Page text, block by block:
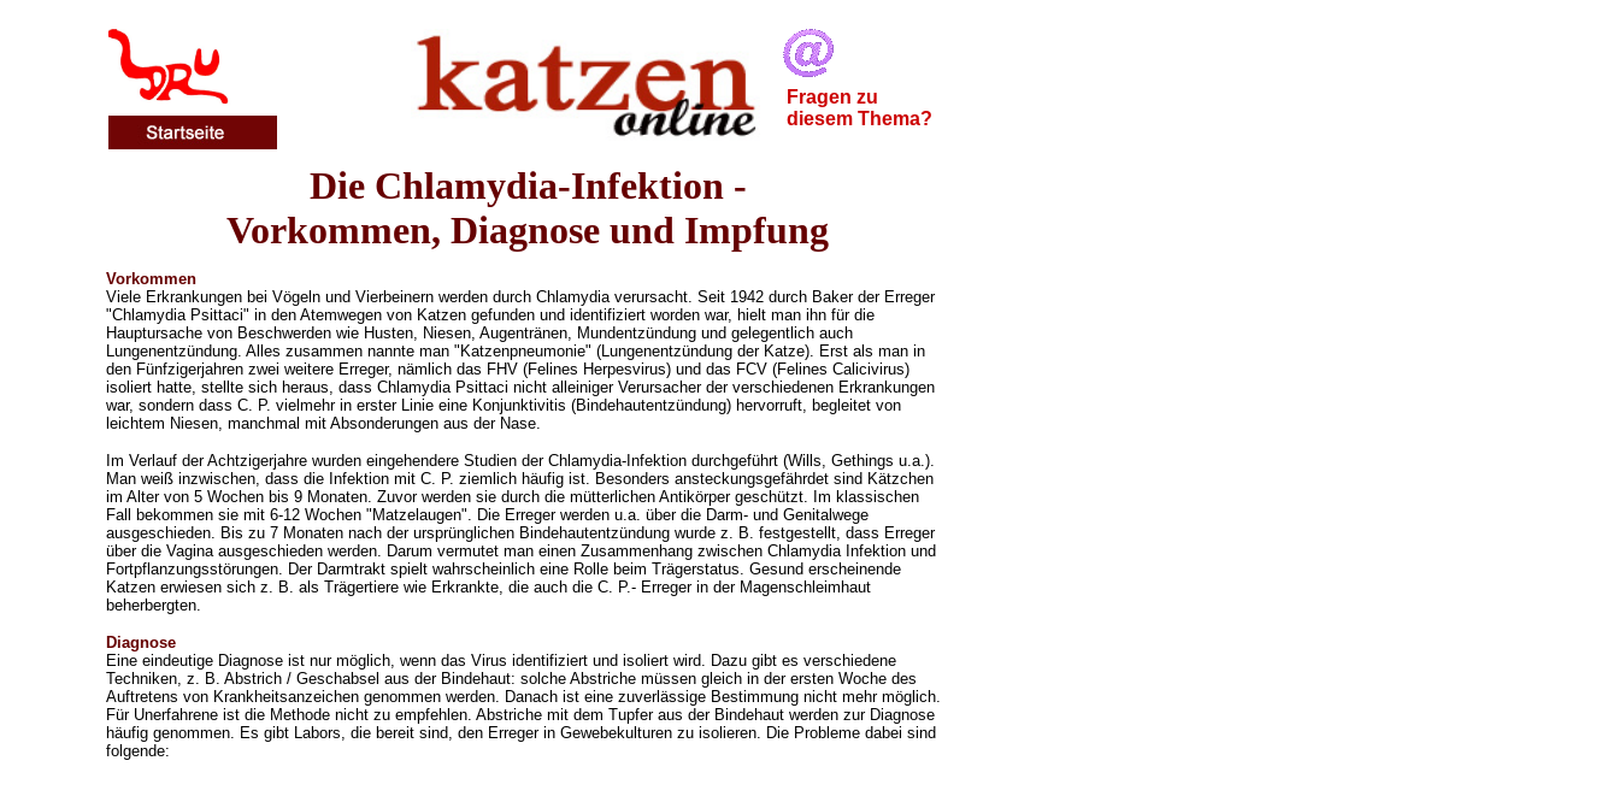
Fragen zu
diesem Thema?
Die Chlamydia-Infektion -
Vorkommen, Diagnose und Impfung
Vorkommen
Viele Erkrankungen bei Vögeln und Vierbeinern werden durch Chlamydia verursacht. Seit 1942 durch Baker der Erreger
"Chlamydia Psittaci" in den Atemwegen von Katzen gefunden und identifiziert worden war, hielt man ihn für die
Hauptursache von Beschwerden wie Husten, Niesen, Augentränen, Mundentzündung und gelegentlich auch
Lungenentzündung. Alles zusammen nannte man "Katzenpneumonie" (Lungenentzündung der Katze). Erst als man in
den Fünfzigerjahren zwei weitere Erreger, nämlich das FHV (Felines Herpesvirus) und das FCV (Felines Calicivirus)
isoliert hatte, stellte sich heraus, dass Chlamydia Psittaci nicht alleiniger Verursacher der verschiedenen Erkrankungen
war, sondern dass C. P. vielmehr in erster Linie eine Konjunktivitis (Bindehautentzündung) hervorruft, begleitet von
leichtem Niesen, manchmal mit Absonderungen aus der Nase.
Im Verlauf der Achtzigerjahre wurden eingehendere Studien der Chlamydia-Infektion durchgeführt (Wills, Gethings u.a.).
Man weiß inzwischen, dass die Infektion mit C. P. ziemlich häufig ist. Besonders ansteckungsgefährdet sind Kätzchen
im Alter von 5 Wochen bis 9 Monaten. Zuvor werden sie durch die mütterlichen Antikörper geschützt. Im klassischen
Fall bekommen sie mit 6-12 Wochen "Matzelaugen". Die Erreger werden u.a. über die Darm- und Genitalwege
ausgeschieden. Bis zu 7 Monaten nach der ursprünglichen Bindehautentzündung wurde z. B. festgestellt, dass Erreger
über die Vagina ausgeschieden werden. Darum vermutet man einen Zusammenhang zwischen Chlamydia Infektion und
Fortpflanzungsstörungen. Der Darmtrakt spielt wahrscheinlich eine Rolle beim Trägerstatus. Gesund erscheinende
Katzen erwiesen sich z. B. als Trägertiere wie Erkrankte, die auch die C. P.- Erreger in der Magenschleimhaut
beherbergten.
Diagnose
Eine eindeutige Diagnose ist nur möglich, wenn das Virus identifiziert und isoliert wird. Dazu gibt es verschiedene
Techniken, z. B. Abstrich / Geschabsel aus der Bindehaut: solche Abstriche müssen gleich in der ersten Woche des
Auftretens von Krankheitsanzeichen genommen werden. Danach ist eine zuverlässige Bestimmung nicht mehr möglich.
Für Unerfahrene ist die Methode nicht zu empfehlen. Abstriche mit dem Tupfer aus der Bindehaut werden zur Diagnose
häufig genommen. Es gibt Labors, die bereit sind, den Erreger in Gewebekulturen zu isolieren. Die Probleme dabei sind
folgende: